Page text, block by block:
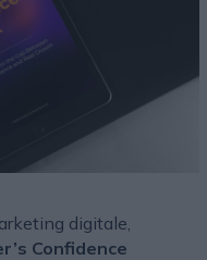
digitale,
Confidence